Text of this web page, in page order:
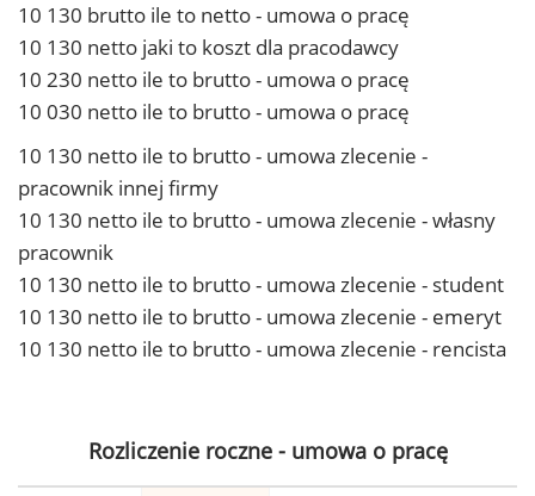
10 130 brutto ile to netto - umowa o pracę
10 130 netto jaki to koszt dla pracodawcy
10 230 netto ile to brutto - umowa o pracę
10 030 netto ile to brutto - umowa o pracę
10 130 netto ile to brutto - umowa zlecenie -
pracownik innej firmy
10 130 netto ile to brutto - umowa zlecenie - własny
pracownik
10 130 netto ile to brutto - umowa zlecenie - student
10 130 netto ile to brutto - umowa zlecenie - emeryt
10 130 netto ile to brutto - umowa zlecenie - rencista
Rozliczenie roczne - umowa o pracę